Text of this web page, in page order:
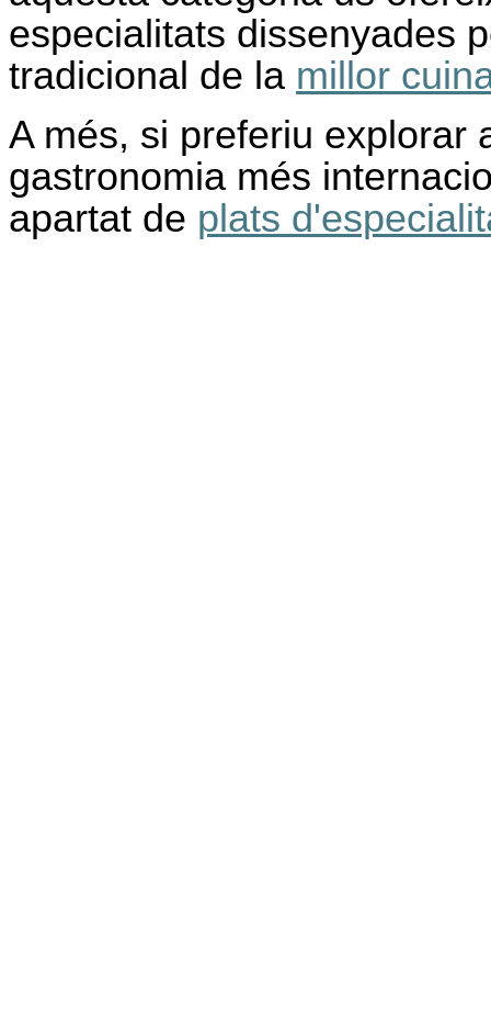
especialitats dissenyades
tradicional de la millor
A més, si preferiu explorar
gastronomia més
apartat de plats